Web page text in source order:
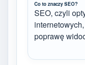
Co to znaczy SEO?
SEO, czyli
poprawę